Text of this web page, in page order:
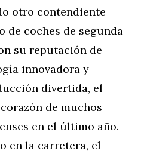
otro contendiente
de coches de segunda
su reputación de
innovadora y
divertida, el
de muchos
en el último año.
en la carretera, el